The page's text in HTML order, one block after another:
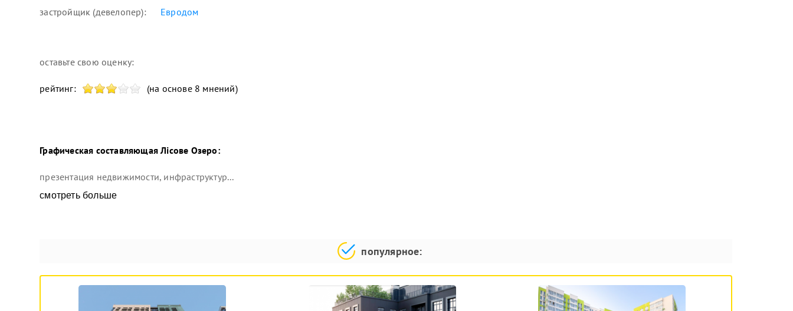
застройщик (девелопер): Евродом
оставьте свою оценку:
рейтинг: (на основе 8 мнений)
Графическая составляющая Лісове Озеро:
презентация недвижимости, инфраструктур...
смотреть больше
популярное: